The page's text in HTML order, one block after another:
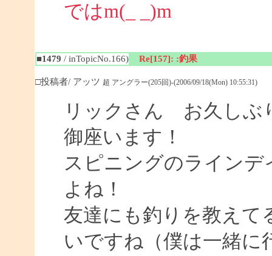
ではm(_ _)m
■1479 / inTopicNo.166) Re[157]: :釣果
□投稿者/ アッツ 超 アングラー(205回)-(2006/09/18(Mon) 10:55:31)
リックさん お久しぶ
御座います！
スピニングのライン
よね！
友達にも釣りを教えて
いですね（僕は一緒に